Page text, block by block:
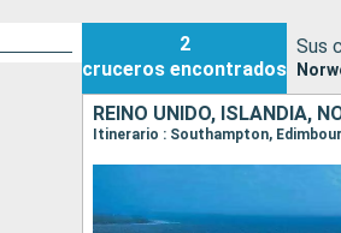
2
cruceros encontrados
Sus
REINO UNIDO, ISLANDIA,